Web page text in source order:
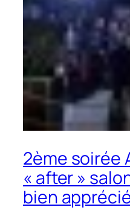
2ème soirée
« after »
bien